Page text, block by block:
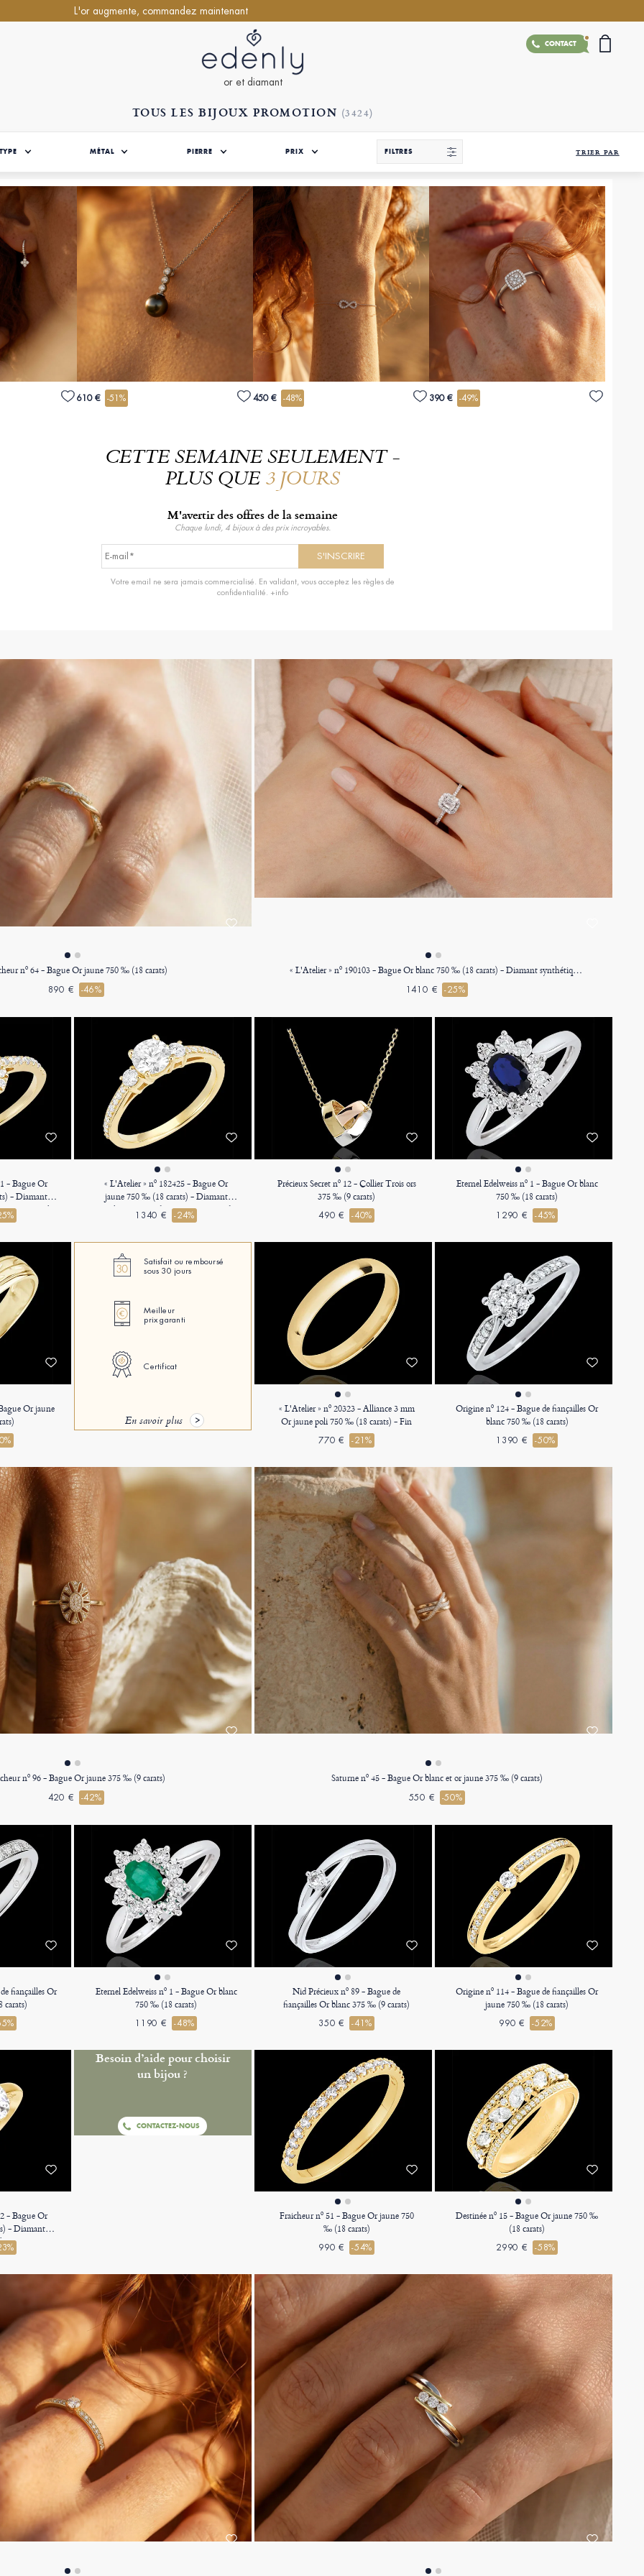
L'or augmente, commandez maintenant
CONTACT
or et diamant
TOUS LES BIJOUX PROMOTION (3424)
MÉTAL PIERRE PRIX FILTRES TRIER PAR
610 € -51% 450 € -48% 390 € -49%
CETTE SEMAINE SEULEMENT -
PLUS QUE3 JOURS
M'avertir des offres de la semaine
Chaque lundi, 4 bijoux à des prix incroyables.
Votre email ne sera jamais commercialisé. En validant, vous acceptez les règles de
confidentialité. +info
nº 64 - Bague Or jaune 750 ‰ (18 carats)
890 € -46%
« L'Atelier » nº 190103 - Bague Or blanc 750 ‰ (18 carats) - Diamant synthétique Rectangle 0.5 carat - Halo Diamant synthétique - Sertissage Diamant synthétique
1410 € -25%
- Bague Or
- Diamant
carat - Halo
« L'Atelier » nº 182425 - Bague Or
jaune 750 ‰ (18 carats) - Diamant
synthétique Rond 0.5 carat - Pierres de
côté Diamant synthétique - Sertissage
1340 € -24%
Précieux Secret nº 12 - Collier Trois ors
375 ‰ (9 carats)
490 € -40%
Eternel Edelweiss nº 1 - Bague Or blanc
750 ‰ (18 carats)
1290 € -45%
Or jaune
Satisfait ou remboursé
sous 30 jours
Meilleur
prix garanti
Certificat
En savoir plus
« L'Atelier » nº 20323 - Alliance 3 mm
Or jaune poli 750 ‰ (18 carats) - Fin
770 € -21%
Origine nº 124 - Bague de fiançailles Or
blanc 750 ‰ (18 carats)
1390 € -50%
nº 96 - Bague Or jaune 375 ‰ (9 carats)
420 € -42%
Saturne nº 45 - Bague Or blanc et or jaune 375 ‰ (9 carats)
550 € -50%
fiançailles Or
Eternel Edelweiss nº 1 - Bague Or blanc
750 ‰ (18 carats)
1190 € -48%
Nid Précieux nº 89 - Bague de
fiançailles Or blanc 375 ‰ (9 carats)
350 € -41%
Origine nº 114 - Bague de fiançailles Or
jaune 750 ‰ (18 carats)
990 € -52%
- Bague Or
- Diamant
carat
Besoin d’aide pour choisir
un bijou ?
CONTACTEZ-NOUS
Fraicheur nº 51 - Bague Or jaune 750
‰ (18 carats)
990 € -54%
Destinée nº 15 - Bague Or jaune 750 ‰
(18 carats)
2990 € -58%